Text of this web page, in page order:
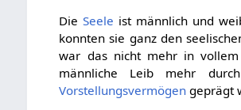
DieSeele ist männlich und
konnten sie ganz den
war das nicht mehr in vollem
männliche Leib mehr
Vorstellungsvermögen geprägt